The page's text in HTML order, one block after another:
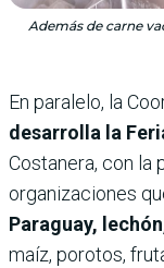
Además de carne
En paralelo, la
desarrolla la
Costanera, con la
organizaciones
Paraguay,
maíz, porotos,